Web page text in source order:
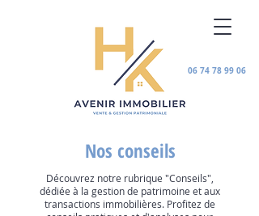
06 74 78 99 06
Nos conseils
Découvrez notre rubrique "Conseils",
dédiée à la gestion de patrimoine et aux
transactions immobilières. Profitez de